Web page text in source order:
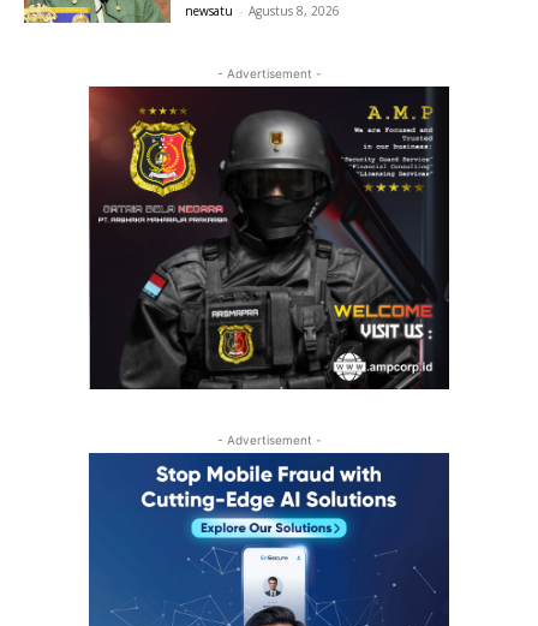
newsatu - Agustus 8, 2026
- Advertisement -
- Advertisement -